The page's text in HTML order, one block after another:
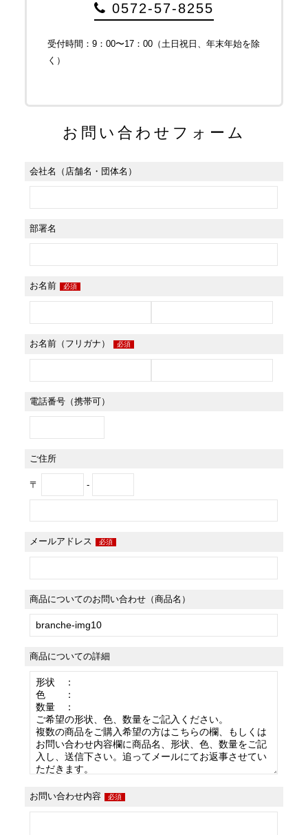
0572-57-8255
受付時間：9：00〜17：00（土日祝日、年末年始を除
く）
お問い合わせフォーム
会社名（店舗名・団体名）
部署名
お名前 必須
お名前（フリガナ） 必須
電話番号（携帯可）
ご住所
〒 -
メールアドレス 必須
商品についてのお問い合わせ（商品名）
商品についての詳細
お問い合わせ内容 必須